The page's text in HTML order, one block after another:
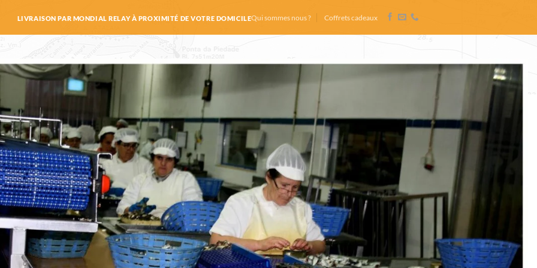
LIVRAISON PAR MONDIAL RELAY À PROXIMITÉ DE VOTRE DOMICILEQui sommes nous ? Coffrets cadeaux
Sul
de maquereaux à l’huile d’olive – Manna